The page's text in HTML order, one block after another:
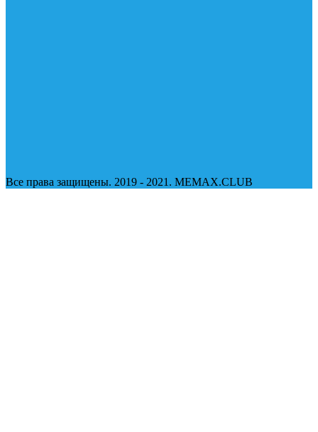
Все права защищены. 2019 - 2021. MEMAX.CLUB